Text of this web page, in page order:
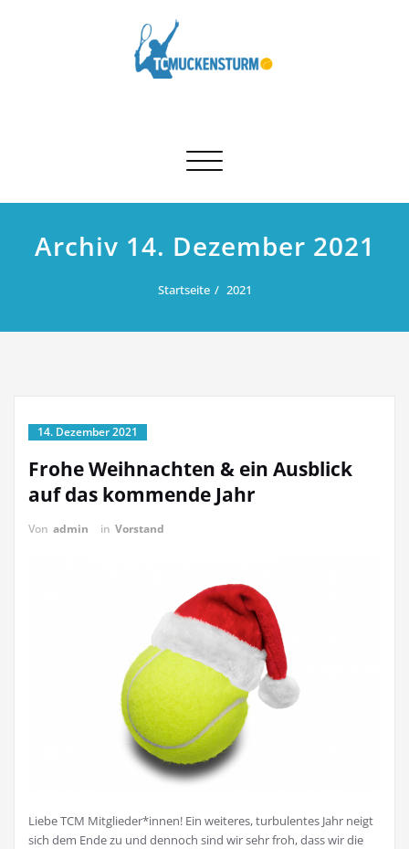
Schalte Navigation
Archiv 14. Dezember 2021
Startseite 2021
14. Dezember 2021
Frohe Weihnachten & ein Ausblick
auf das kommende Jahr
Von admin in Vorstand
Liebe TCM Mitglieder*innen! Ein weiteres, turbulentes Jahr neigt
sich dem Ende zu und dennoch sind wir sehr froh, dass wir die